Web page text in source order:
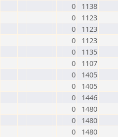
0
1138
0
1123
0
1123
0
1123
0
1135
0
1107
0
1405
0
1405
0
1446
0
1480
0
1480
0
1480